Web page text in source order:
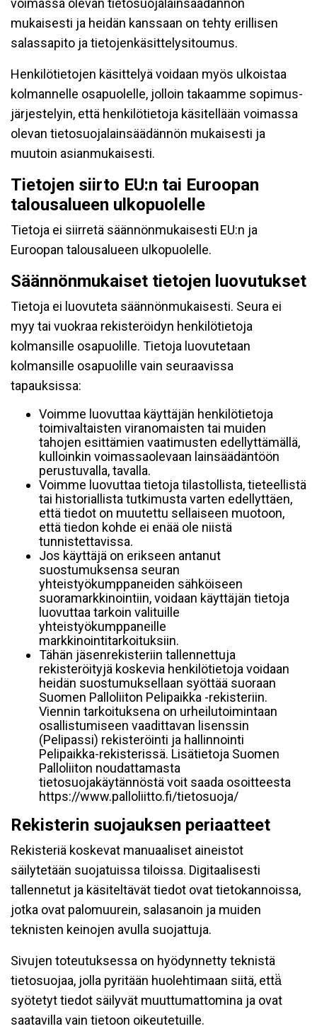
voimassa olevan tietosuojalainsäädännön
mukaisesti ja heidän kanssaan on tehty erillisen
salassapito ja tietojenkäsittelysitoumus.
Henkilötietojen käsittelyä voidaan myös ulkoistaa
kolmannelle osapuolelle, jolloin takaamme sopimus-
järjestelyin, että henkilötietoja käsitellään voimassa
olevan tietosuojalainsäädännön mukaisesti ja
muutoin asianmukaisesti.
Tietojen siirto EU:n tai Euroopan
talousalueen ulkopuolelle
Tietoja ei siirretä säännönmukaisesti EU:n ja
Euroopan talousalueen ulkopuolelle.
Säännönmukaiset tietojen luovutukset
Tietoja ei luovuteta säännönmukaisesti. Seura ei
myy tai vuokraa rekisteröidyn henkilötietoja
kolmansille osapuolille. Tietoja luovutetaan
kolmansille osapuolille vain seuraavissa
tapauksissa:
Voimme luovuttaa käyttäjän henkilötietoja
toimivaltaisten viranomaisten tai muiden
tahojen esittämien vaatimusten edellyttämällä,
kulloinkin voimassaolevaan lainsäädäntöön
perustuvalla, tavalla.
Voimme luovuttaa tietoja tilastollista, tieteellistä
tai historiallista tutkimusta varten edellyttäen,
että tiedot on muutettu sellaiseen muotoon,
että tiedon kohde ei enää ole niistä
tunnistettavissa.
Jos käyttäjä on erikseen antanut
suostumuksensa seuran
yhteistyökumppaneiden sähköiseen
suoramarkkinointiin, voidaan käyttäjän tietoja
luovuttaa tarkoin valituille
yhteistyökumppaneille
markkinointitarkoituksiin.
Tähän jäsenrekisteriin tallennettuja
rekisteröityjä koskevia henkilötietoja voidaan
heidän suostumuksellaan syöttää suoraan
Suomen Palloliiton Pelipaikka -rekisteriin.
Viennin tarkoituksena on urheilutoimintaan
osallistumiseen vaadittavan lisenssin
(Pelipassi) rekisteröinti ja hallinnointi
Pelipaikka-rekisterissä. Lisätietoja Suomen
Palloliiton noudattamasta
tietosuojakäytännöstä voit saada osoitteesta
https://www.palloliitto.fi/tietosuoja/
Rekisterin suojauksen periaatteet
Rekisteriä koskevat manuaaliset aineistot
säilytetään suojatuissa tiloissa. Digitaalisesti
tallennetut ja käsiteltävät tiedot ovat tietokannoissa,
jotka ovat palomuurein, salasanoin ja muiden
teknisten keinojen avulla suojattuja.
Sivujen toteutuksessa on hyödynnetty teknistä
tietosuojaa, jolla pyritään huolehtimaan siitä, että̈
syötetyt tiedot säilyvät muuttumattomina ja ovat
saatavilla vain tietoon oikeutetuille.